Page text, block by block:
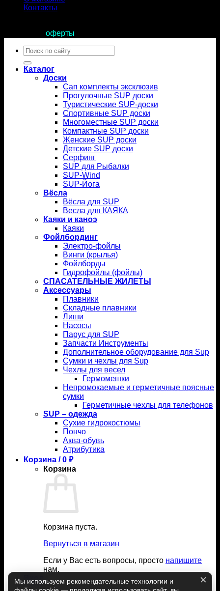
Контакты
оферты
Искать:
Каталог
Доски
Сап комплекты эксклюзив
Прогулочные SUP доски
Туристические SUP-доски
Спортивные SUP доски
Многоместные SUP доски
Компактные SUP доски
Женские SUP доски
Детские SUP доски
Серфинг
SUP для Рыбалки
SUP-Wind
SUP-Йога
Вёсла
Вёсла для SUP
Весла для КАЯКА
Каяки и каноэ
Каяки
Фойлбординг
Электро-фойлы
Винги (крылья)
Фойлборды
Гидрофойлы (фойлы)
СПАСАТЕЛЬНЫЕ ЖИЛЕТЫ
Аксессуары
Плавники
Складные плавники
Лиши
Насосы
Парус для SUP
Запчасти Инструменты
Дополнительное оборудование для Sup
Сумки и чехлы для Sup
Чехлы для весел
Гермомешки
Непромокаемые и герметичные поясные
сумки
Герметичные чехлы для телефонов
SUP – одежда
Сухие гидрокостюмы
Пончо
Аква-обувь
Атрибутика
Корзина /0 ₽
Корзина
Корзина пуста.
Вернуться в магазин
Если у Вас есть вопросы, просто напишите
нам.
Мы используем рекомендательные технологии и